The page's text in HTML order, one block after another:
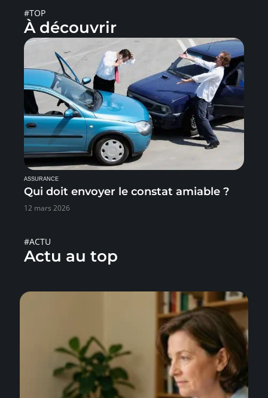
#TOP
À découvrir
ASSURANCE
Qui doit envoyer le constat amiable ?
12 mars 2026
#ACTU
Actu au top